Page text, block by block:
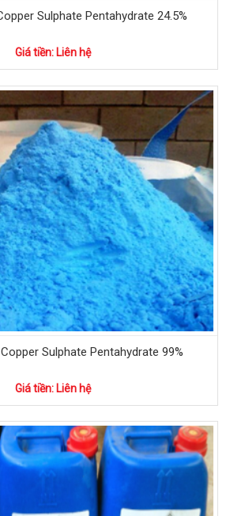
Sulphate Pentahydrate 24.5%
Giá tiền: Liên hệ
Sulphate Pentahydrate 99%
Giá tiền: Liên hệ